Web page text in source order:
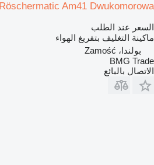
Röschermatic Am41 Dwukomorowa
السعر عند الطلب
ماكينة التغليف بتفريغ الهواء
بولندا، Zamość
BMG Trade
الاتصال بالبائع